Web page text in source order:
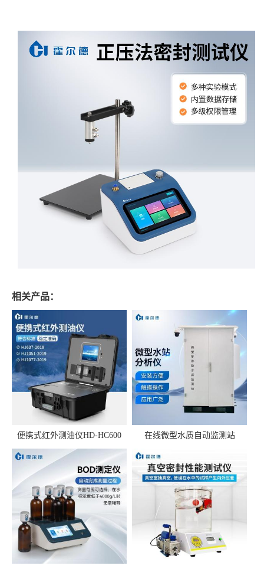
相关产品：
便携式红外测油仪HD-HC600 在线微型水质自动监测站